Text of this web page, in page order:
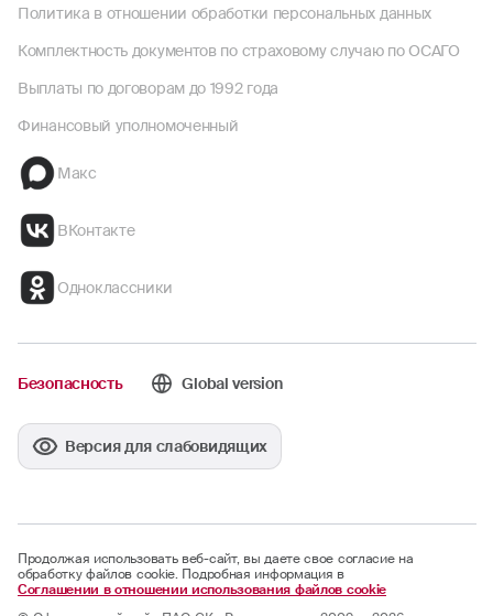
Политика в отношении обработки персональных данных
Комплектность документов по страховому случаю по ОСАГО
Выплаты по договорам до 1992 года
Финансовый уполномоченный
Макс
ВКонтакте
Одноклассники
Безопасность Global version
Версия для слабовидящих
Продолжая использовать веб-сайт, вы даете свое согласие на
обработку файлов cookie. Подробная информация в
Соглашении в отношении использования файлов cookie